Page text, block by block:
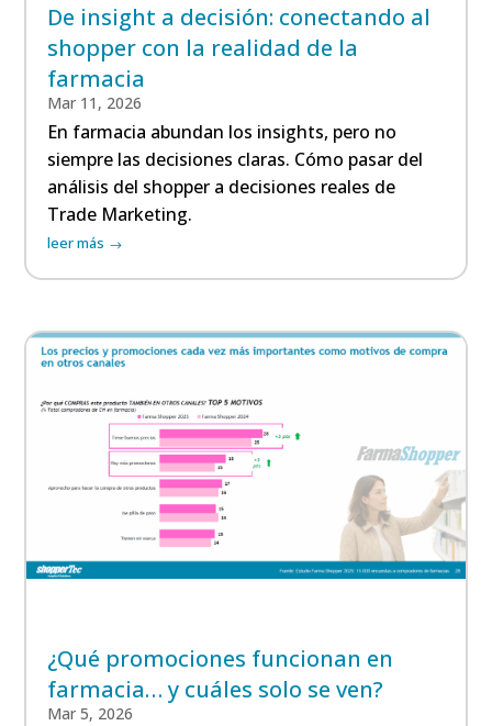
De insight a decisión: conectando al
shopper con la realidad de la
farmacia
Mar 11, 2026
En farmacia abundan los insights, pero no
siempre las decisiones claras. Cómo pasar del
análisis del shopper a decisiones reales de
Trade Marketing.
leer más
¿Qué promociones funcionan en
farmacia… y cuáles solo se ven?
Mar 5, 2026